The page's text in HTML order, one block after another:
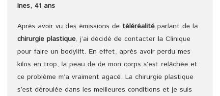
Ines, 41 ans
Après avoir vu des émissions de téléréalité parlant de la
chirurgie plastique, j’ai décidé de contacter la Clinique
pour faire un bodylift. En effet, après avoir perdu mes
kilos en trop, la peau de de mon corps s’est relâchée et
ce problème m’a vraiment agacé. La chirurgie plastique
s’est déroulée dans les meilleures conditions et je suis